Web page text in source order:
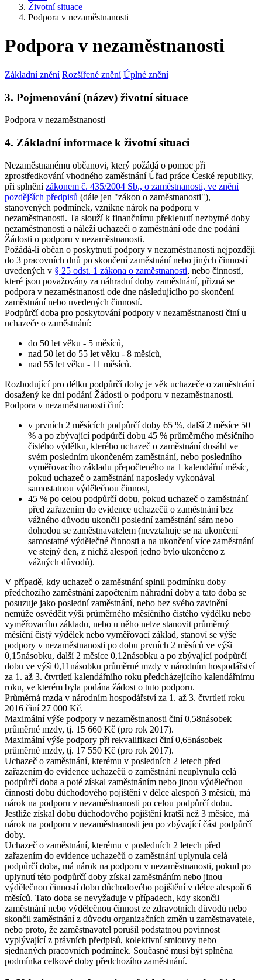
Životní situace
Podpora v nezaměstnanosti
Podpora v nezaměstnanosti
Základní znění Rozšířené znění Úplné znění
3. Pojmenování (název) životní situace
Podpora v nezaměstnanosti
4. Základní informace k životní situaci
Nezaměstnanému občanovi, který požádá o pomoc při
zprostředkování vhodného zaměstnání Úřad práce České republiky,
při splněnízákonem č. 435/2004 Sb., o zaměstnanosti, ve znění
pozdějších předpisů (dále jen "zákon o zaměstnanosti"),
stanovených podmínek, vznikne nárok na podporu v
nezaměstnanosti. Ta slouží k finančnímu překlenutí nezbytné doby
nezaměstnanosti a náleží uchazeči o zaměstnání ode dne podání
Žádosti o podporu v nezaměstnanosti.
Požádá-li občan o poskytnutí podpory v nezaměstnanosti nejpozději
do 3 pracovních dnů po skončení zaměstnání nebo jiných činností
uvedených v § 25 odst. 1 zákona o zaměstnanosti, nebo činností,
které jsou považovány za náhradní doby zaměstnání, přizná se
podpora v nezaměstnanosti ode dne následujícího po skončení
zaměstnání nebo uvedených činností.
Podpůrčí doba pro poskytování podpory v nezaměstnanosti činí u
uchazeče o zaměstnání:
do 50 let věku - 5 měsíců,
nad 50 let do 55 let věku - 8 měsíců,
nad 55 let věku - 11 měsíců.
Rozhodující pro délku podpůrčí doby je věk uchazeče o zaměstnání
dosažený ke dni podání Žádosti o podporu v nezaměstnanosti.
Podpora v nezaměstnanosti činí:
v prvních 2 měsících podpůrčí doby 65 %, další 2 měsíce 50
% a po zbývající podpůrčí dobu 45 % průměrného měsíčního
čistého výdělku, kterého uchazeč o zaměstnání dosáhl ve
svém posledním ukončeném zaměstnání, nebo posledního
vyměřovacího základu přepočteného na 1 kalendářní měsíc,
pokud uchazeč o zaměstnání naposledy vykonával
samostatnou výdělečnou činnost,
45 % po celou podpůrčí dobu, pokud uchazeč o zaměstnání
před zařazením do evidence uchazečů o zaměstnání bez
vážného důvodu ukončil poslední zaměstnání sám nebo
dohodou se zaměstnavatelem (nevztahuje se na ukončení
samostatné výdělečné činnosti a na ukončení více zaměstnání
ve stejný den, z nichž alespoň jedno bylo ukončeno z
vážných důvodů).
V případě, kdy uchazeč o zaměstnání splnil podmínku doby
předchozího zaměstnání započtením náhradní doby a tato doba se
posuzuje jako poslední zaměstnání, nebo bez svého zavinění
nemůže osvědčit výši průměrného měsíčního čistého výdělku nebo
vyměřovacího základu, nebo u něho nelze stanovit průměrný
měsíční čistý výdělek nebo vyměřovací základ, stanoví se výše
podpory v nezaměstnanosti po dobu prvních 2 měsíců ve výši
0,15násobku, další 2 měsíce 0,12násobku a po zbývající podpůrčí
dobu ve výši 0,11násobku průměrné mzdy v národním hospodářství
za 1. až 3. čtvrtletí kalendářního roku předcházejícího kalendářnímu
roku, ve kterém byla podána žádost o tuto podporu.
Průměrná mzda v národním hospodářství za 1. až 3. čtvrtletí roku
2016 činí 27 000 Kč.
Maximální výše podpory v nezaměstnanosti činí 0,58násobek
průměrné mzdy, tj. 15 660 Kč (pro rok 2017).
Maximální výše podpory při rekvalifikaci činí 0,65násobek
průměrné mzdy, tj. 17 550 Kč (pro rok 2017).
Uchazeč o zaměstnání, kterému v posledních 2 letech před
zařazením do evidence uchazečů o zaměstnání neuplynula celá
podpůrčí doba a poté získal zaměstnáním nebo jinou výdělečnou
činností dobu důchodového pojištění v délce alespoň 3 měsíců, má
nárok na podporu v nezaměstnanosti po celou podpůrčí dobu.
Jestliže získal dobu důchodového pojištění kratší než 3 měsíce, má
nárok na podporu v nezaměstnanosti jen po zbývající část podpůrčí
doby.
Uchazeč o zaměstnání, kterému v posledních 2 letech před
zařazením do evidence uchazečů o zaměstnání uplynula celá
podpůrčí doba, má nárok na podporu v nezaměstnanosti, pokud po
uplynutí této podpůrčí doby získal zaměstnáním nebo jinou
výdělečnou činností dobu důchodového pojištění v délce alespoň 6
měsíců. Tato doba se nevyžaduje v případech, kdy skončil
zaměstnání nebo výdělečnou činnost ze zdravotních důvodů nebo
skončil zaměstnání z důvodu organizačních změn u zaměstnavatele,
nebo proto, že zaměstnavatel porušil podstatnou povinnost
vyplývající z právních předpisů, kolektivní smlouvy nebo
sjednaných pracovních podmínek. Současně musí být splněna
podmínka celkové doby předchozího zaměstnání.